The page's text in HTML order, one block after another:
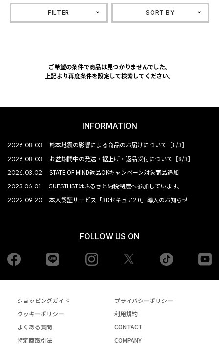
FILTER SORT BY
ご希望の条件で商品は見つかりませんでした。
上記より再度条件を設定して検索してください。
INFORMATION
2026.08.03 熊本地震の影響による商品のお届けについて［8/3］
2026.08.03 お盆期間中の発送・裾上げ・返品受付について［8/3］
2026.03.02 STATE OF MIND返品OKキャンペーン対象商品追加
2023.06.01 GUESTLISTはふるさと納税制度へ参加しています。
2022.09.20 本人認証サービス「3Dセキュア2.0」導入のお知らせ
FOLLOW US ON
Facebook Instagram tiktok
ショッピングガイド
プライバシーポリシー
クッキーポリシー
利用規約
よくある質問
CONTACT
特定商取引法
COMPANY